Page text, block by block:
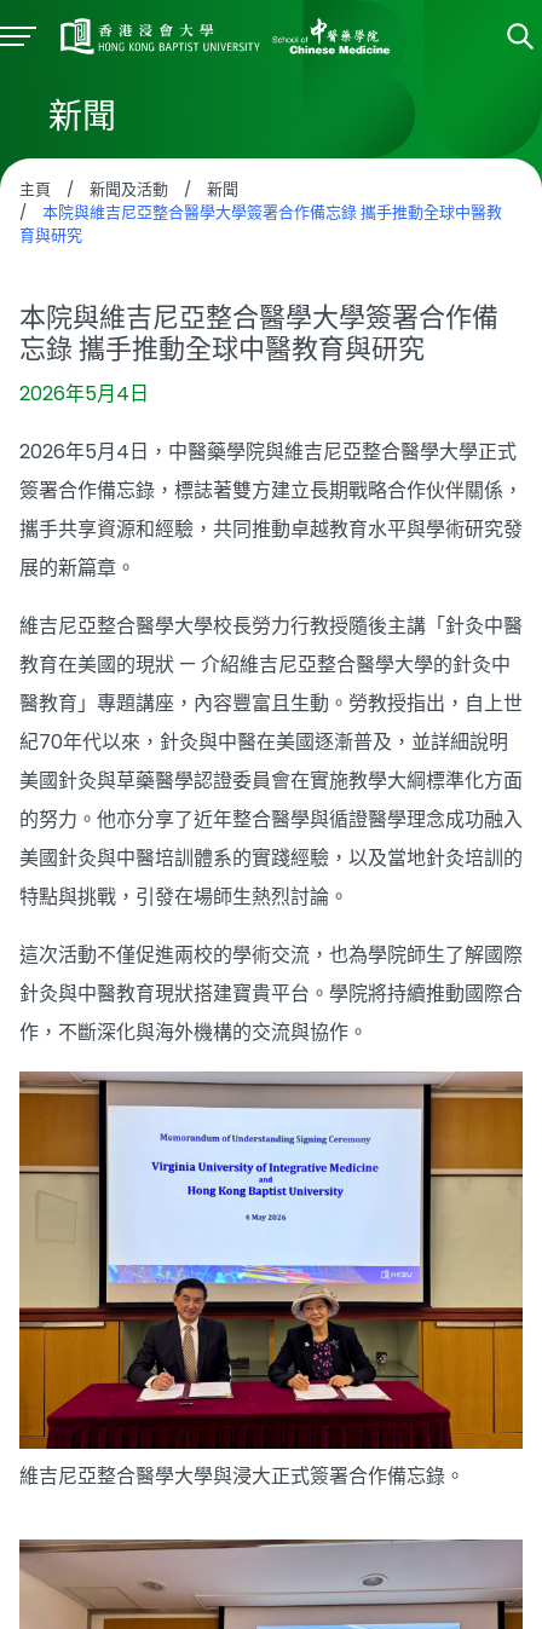
新聞
主頁 / 新聞及活動 /
新聞
/
本院與維吉尼亞整合醫學大學簽署合作備忘錄 攜手推動全球中醫教
育與研究
本院與維吉尼亞整合醫學大學簽署合作備
忘錄 攜手推動全球中醫教育與研究
2026年5月4日
2026年5月4日，中醫藥學院與維吉尼亞整合醫學大學正式
簽署合作備忘錄，標誌著雙方建立長期戰略合作伙伴關係，
攜手共享資源和經驗，共同推動卓越教育水平與學術研究發
展的新篇章。
維吉尼亞整合醫學大學校長勞力行教授隨後主講「針灸中醫
教育在美國的現狀 — 介紹維吉尼亞整合醫學大學的針灸中
醫教育」專題講座，內容豐富且生動。勞教授指出，自上世
紀70年代以來，針灸與中醫在美國逐漸普及，並詳細說明
美國針灸與草藥醫學認證委員會在實施教學大綱標準化方面
的努力。他亦分享了近年整合醫學與循證醫學理念成功融入
美國針灸與中醫培訓體系的實踐經驗，以及當地針灸培訓的
特點與挑戰，引發在場師生熱烈討論。
這次活動不僅促進兩校的學術交流，也為學院師生了解國際
針灸與中醫教育現狀搭建寶貴平台。學院將持續推動國際合
作，不斷深化與海外機構的交流與協作。
維吉尼亞整合醫學大學與浸大正式簽署合作備忘錄。